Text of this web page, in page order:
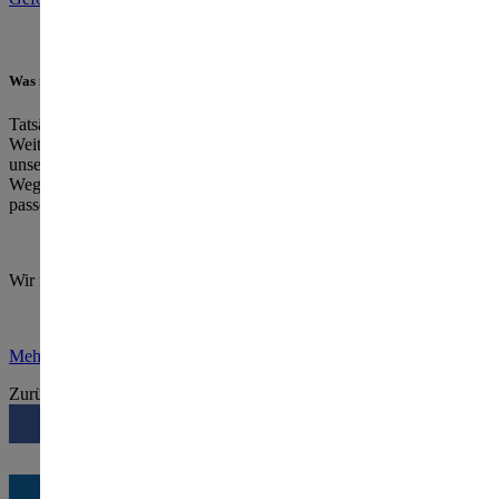
Was müssen Sie für eine Förderung tun?
Tatsächlich fast nichts: Treten Sie bei Interesse für eine
Weiterbildung einfach mit uns in
unseren Weiterbildungsangeboten und unterstützen Sie auf dem
Weg zu Ihrer ESF-Förderung beim Antragsprozess - damit Sie ihr
passendes Seminar ohne großen Aufwand finden!
Wir freuen uns auf Sie!
Mehr über die ESF-Förderung erfahren
Zurück